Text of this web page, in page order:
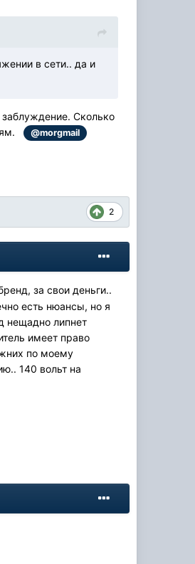
в сети.. да и
Сколько
@morgmail
2
за свои деньги..
есть нюансы, но я
нещадно липнет
имеет право
по моему
140 вольт на